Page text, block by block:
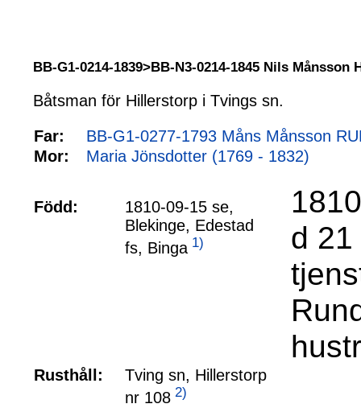
BB-G1-0214-1839>BB-N3-0214-1845 Nils Månsson
Båtsman för Hillerstorp i Tvings sn.
Far:
BB-G1-0277-1793 Måns Månsson
Mor:
Maria Jönsdotter (1769 - 1832)
Född:
1810-09-15 se,
Blekinge, Edestad
fs, Binga 1)
d
Rusthåll:
Tving sn, Hillerstorp
nr 108 2)